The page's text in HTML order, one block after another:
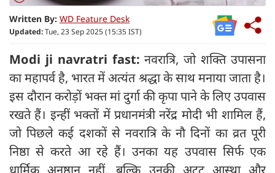
Written By: WD Feature Desk
Updated:Tue, 23 Sep 2025 (15:35 IST)
Modi ji navratri fast:नवरात्रि, जो शक्ति उपासना
का महापर्व है, भारत में अत्यंत श्रद्धा के साथ मनाया जाता है।
इस दौरान करोड़ों भक्त मां दुर्गा की कृपा पाने के लिए उपवास
रखते हैं। इन्हीं भक्तों में प्रधानमंत्री नरेंद्र मोदी भी शामिल हैं,
जो पिछले कई दशकों से नवरात्रि के नौ दिनों का व्रत पूरी
निष्ठा से करते आ रहे हैं। उनका यह उपवास सिर्फ एक
धार्मिक अनुष्ठान नहीं, बल्कि उनकी अटूट आस्था और